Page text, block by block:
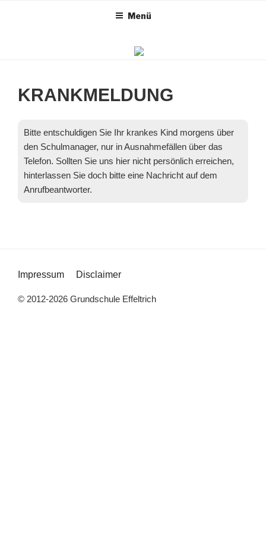
GRUNDSCHULE
Menü
KRANKMELDUNG
Bitte entschuldigen Sie Ihr krankes Kind morgens über
den Schulmanager, nur in Ausnahmefällen über das
Telefon. Sollten Sie uns hier nicht persönlich erreichen,
hinterlassen Sie doch bitte eine Nachricht auf dem
Anrufbeantworter.
Impressum Disclaimer
© 2012-2026 Grundschule Effeltrich